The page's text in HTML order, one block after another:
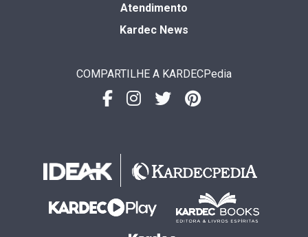
Atendimento
Kardec News
COMPARTILHE A KARDECPedia